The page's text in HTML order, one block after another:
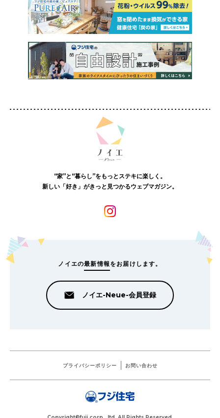
“家”と“暮らし”をもっとステキに楽しく。
新しい「好き」がきっと見つかるウェブマガジン。
ノイエの最新情報 をお届けします。
ノイエ-Neue-会員登録
プライバシーポリシー お問い合わせ